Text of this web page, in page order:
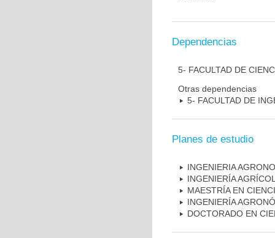
Dependencias
5- FACULTAD DE
Otras dependencias
5- FACULTAD DE
Planes de estudio
INGENIERIA
INGENIERÍA
MAESTRÍA EN
INGENIERÍA
DOCTORADO EN